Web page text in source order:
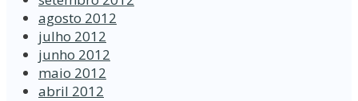
agosto 2012
julho 2012
junho 2012
maio 2012
abril 2012